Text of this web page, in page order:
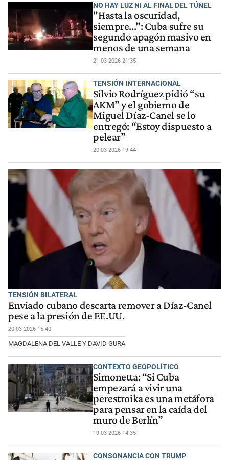
NO HAY LUZ NI AL FINAL DEL TÚNEL
"Hasta la oscuridad,
siempre...": Cuba sufre su
segundo apagón masivo en
menos de una semana
21-03-2026 21:35
TENSIÓN INTERNACIONAL
Silvio Rodríguez pidió “su
AKM” y el gobierno de
Miguel Díaz-Canel se lo
entregó: “Estoy dispuesto a
pelear”
20-03-2026 19:44
TENSIÓN BILATERAL
Enviado cubano descarta remover a Díaz-Canel
pese a la presión de EE.UU.
20-03-2026 15:40
MAGDALENA DEL VALLE Y DAVID GURA
CONTEXTO GEOPOLÍTICO
Simonetta: “Si Cuba
empezará a vivir una
perestroika es una metáfora
para pensar en la caída del
muro de Berlín”
19-03-2026 14:35
CONSONANCIA CON TRUMP